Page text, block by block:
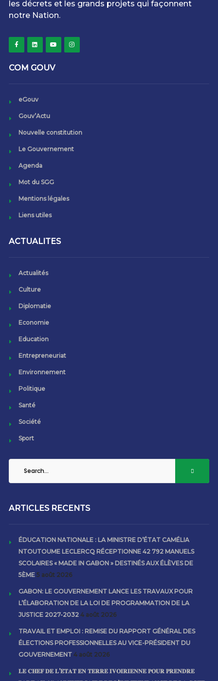
les décrets et les grands projets qui façonnent
notre Nation.
COM GOUV
eGouv
Gouv’Actu
Nouvelle constitution
Le Gouvernement
Agenda
Mot du SGG
Mentions légales
Liens utiles
ACTUALITES
Actualités
Culture
Diplomatie
Economie
Education
Entrepreneuriat
Environnement
Politique
Santé
Société
Sport
ARTICLES RECENTS
ÉDUCATION NATIONALE : LA MINISTRE D’ÉTAT CAMÉLIA
NTOUTOUME LECLERCQ RÉCEPTIONNE 42 792 MANUELS
SCOLAIRES « MADE IN GABON » DESTINÉS AUX ÉLÈVES DE
5ÈME 5 août 2026
GABON: LE GOUVERNEMENT LANCE LES TRAVAUX POUR
L’ÉLABORATION DE LA LOI DE PROGRAMMATION DE LA
JUSTICE 2027-2032 4 août 2026
TRAVAIL ET EMPLOI : REMISE DU RAPPORT GÉNÉRAL DES
ÉLECTIONS PROFESSIONNELLES AU VICE-PRÉSIDENT DU
GOUVERNEMENT 4 août 2026
𝐋𝐄 𝐂𝐇𝐄𝐅 𝐃𝐄 𝐋’𝐄́𝐓𝐀𝐓 𝐄𝐍 𝐓𝐄𝐑𝐑𝐄 𝐈𝐕𝐎𝐈𝐑𝐈𝐄𝐍𝐍𝐄 𝐏𝐎𝐔𝐑 𝐏𝐑𝐄𝐍𝐃𝐑𝐄